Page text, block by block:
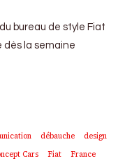
bureau de style Fiat
dès la semaine
débauche
design
Cars Fiat
France